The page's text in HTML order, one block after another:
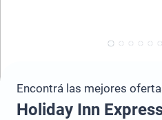
Encontrá las mejores
Holiday Inn